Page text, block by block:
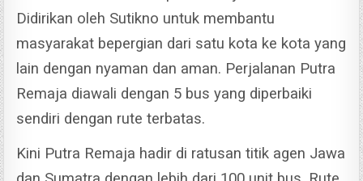
Didirikan oleh Sutikno untuk membantu
masyarakat bepergian dari satu kota ke kota yang
lain dengan nyaman dan aman. Perjalanan Putra
Remaja diawali dengan 5 bus yang diperbaiki
sendiri dengan rute terbatas.
Kini Putra Remaja hadir di ratusan titik agen Jawa